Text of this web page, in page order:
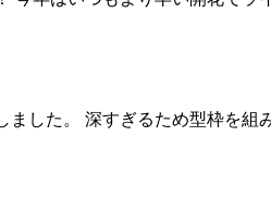
ました。 深すぎるため型枠を組